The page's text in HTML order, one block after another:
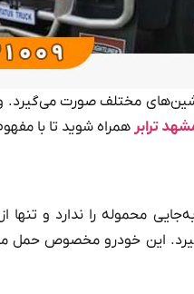
مختلف صورت می‌گیرد.
ترابرهمراه شوید تا با
محموله را ندارد و تنها
این خودرو مخصوص حمل